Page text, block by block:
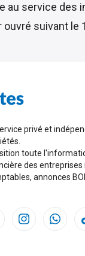
au service des
suivant le
privé et
toute
des
annonces